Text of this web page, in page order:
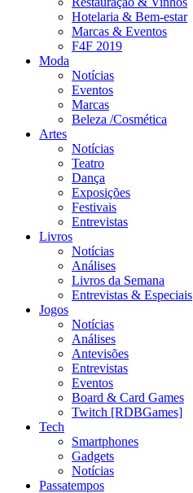
Hotelaria & Bem-estar
Marcas & Eventos
F4F 2019
Moda
Notícias
Eventos
Marcas
Beleza /Cosmética
Artes
Notícias
Teatro
Dança
Exposições
Festivais
Entrevistas
Livros
Notícias
Análises
Livros da Semana
Entrevistas & Especiais
Jogos
Notícias
Análises
Antevisões
Entrevistas
Eventos
Board & Card Games
Twitch [RDBGames]
Tech
Smartphones
Gadgets
Notícias
Passatempos